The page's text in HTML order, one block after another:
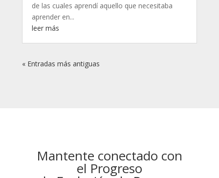
de las cuales aprendí aquello que necesitaba
aprender en...
leer más
« Entradas más antiguas
Mantente conectado con
el Progreso